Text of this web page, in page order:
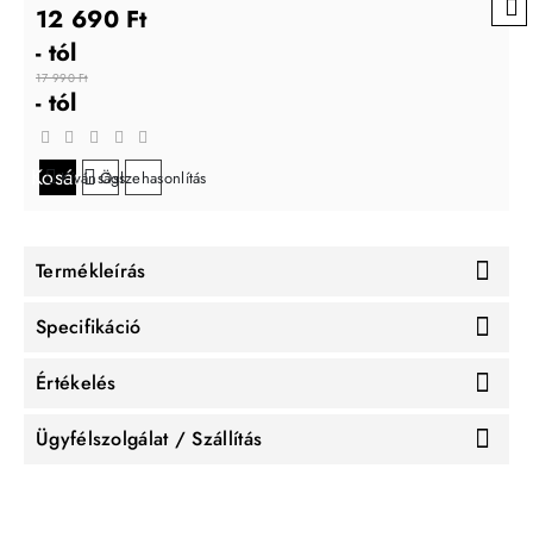
12 690 Ft
- tól
17 990 Ft
- tól
Kosárba
Kívánságlistára
Összehasonlítás
Termékleírás
Specifikáció
Értékelés
Ügyfélszolgálat / Szállítás